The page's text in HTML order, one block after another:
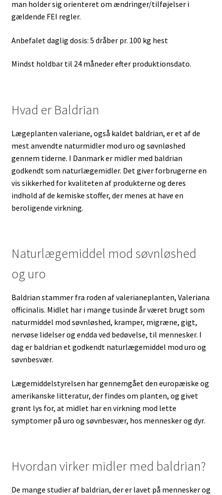
man holder sig orienteret om ændringer/tilføjelser i
gældende FEI regler.
Anbefalet daglig dosis: 5 dråber pr. 100 kg hest
Mindst holdbar til 24 måneder efter produktionsdato.
Hvad er Baldrian
Lægeplanten valeriane, også kaldet baldrian, er et af de
mest anvendte naturmidler mod uro og søvnløshed
gennem tiderne. I Danmark er midler med baldrian
godkendt som naturlægemidler. Det giver forbrugerne en
vis sikkerhed for kvaliteten af produkterne og deres
indhold af de kemiske stoffer, der menes at have en
beroligende virkning.
Naturlægemiddel mod søvnløshed
og uro
Baldrian stammer fra roden af valerianeplanten, Valeriana
officinalis. Midlet har i mange tusinde år været brugt som
naturmiddel mod søvnløshed, kramper, migræne, gigt,
nervøse lidelser og endda ved bedøvelse, til mennesker. I
dag er baldrian et godkendt naturlægemiddel mod uro og
søvnbesvær.
Lægemiddelstyrelsen har gennemgået den europæiske og
amerikanske litteratur, der findes om planten, og givet
grønt lys for, at midlet har en virkning mod lette
symptomer på uro og søvnbesvær, hos mennesker og dyr.
Hvordan virker midler med baldrian?
De mange studier af baldrian, der er lavet på mennesker og